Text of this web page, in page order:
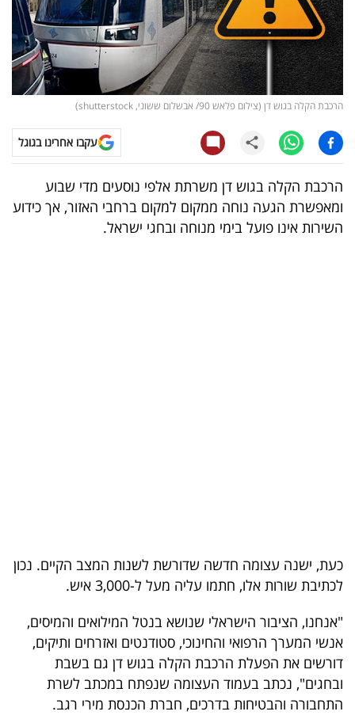
רכילות
עסקית
קריפטו
טלוויזיה
עסקי
ספורט
TOP-
5
המילון
הכלכלי
פודקאסט
הרכבת הקלה בגוש דן (צילום פלאש 90/ אבשלום ששוני, shutterstock)
עקבו אחרינו בגוגל
הרכבת הקלה בגוש דן משרתת אלפי נוסעים מדי שבוע
ומאפשרת הגעה נוחה ממקום למקום ברחבי האזור, אך כידוע
השירות אינו פועל בימי מנוחה ובחגי ישראל.
כעת, ישנה עצומה חדשה שדורשת לשנות המצב הקיים. נכון
לכתיבת שורות אלו, חתמו עליה מעל ל-3,000 איש.
"אנחנו, הציבור הישראלי שנושא בנטל המילואים והמיסים,
אנשי המערך הרפואי והחינוכי, סטודנטים ואזרחים ותיקים,
דורשים את הפעלת הרכבת הקלה בגוש דן גם בשבת
ובחגים", נכתב בעמוד העצומה שנפתח במכתב לשרת
התחבורה והבטיחות בדרכים, חברת הכנסת מירי רגב.